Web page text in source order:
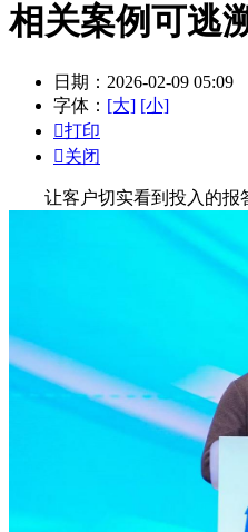
相关案例可逃
日期：2026-02-09 05:09
字体： [大] [小]
打印
关闭
让客户切实看到投入的报